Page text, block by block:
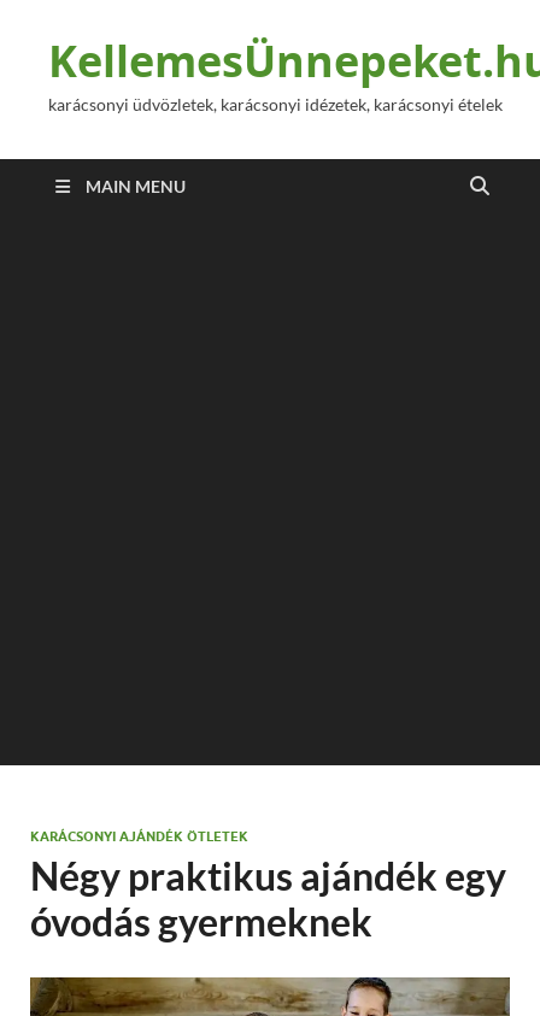
karácsonyi üdvözletek, karácsonyi idézetek, karácsonyi ételek
MAIN MENU
KARÁCSONYI AJÁNDÉK ÖTLETEK
Négy praktikus ajándék egy
óvodás gyermeknek